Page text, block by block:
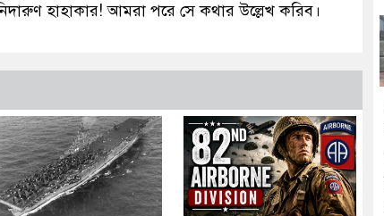
নিদারুণ হাহাকার! আমরা পরে সে কথার উল্লেখ করিব।